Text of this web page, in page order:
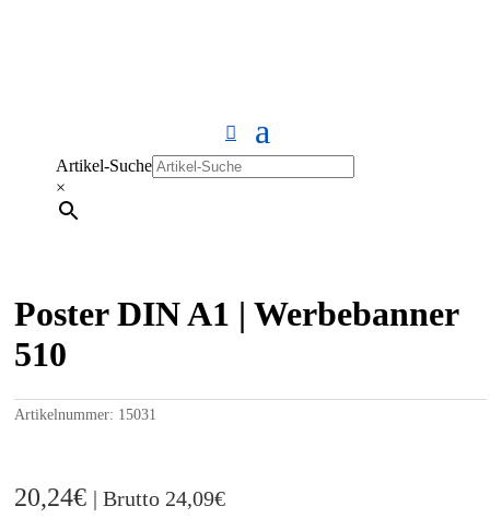
Artikel-Suche
×
Poster DIN A1 | Werbebanner
510
Artikelnummer: 15031
20,24€ | Brutto 24,09€